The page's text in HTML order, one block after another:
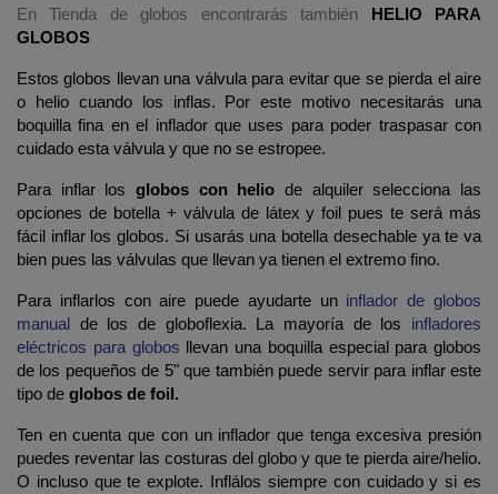
En Tienda de globos encontrarás también
HELIO PARA
GLOBOS
Estos globos llevan una válvula para evitar que se pierda el aire
o helio cuando los inflas. Por este motivo necesitarás una
boquilla fina en el inflador que uses para poder traspasar con
cuidado esta válvula y que no se estropee.
Para inflar los globos con helio de alquiler selecciona las
opciones de botella + válvula de látex y foil pues te será más
fácil inflar los globos. Si usarás una botella desechable ya te va
bien pues las válvulas que llevan ya tienen el extremo fino.
Para inflarlos con aire puede ayudarte un inflador de globos
manual de los de globoflexia. La mayoría de los infladores
eléctricos para globos llevan una boquilla especial para globos
de los pequeños de 5" que también puede servir para inflar este
tipo de globos de foil.
Ten en cuenta que con un inflador que tenga excesiva presión
puedes reventar las costuras del globo y que te pierda aire/helio.
O incluso que te explote. Inflálos siempre con cuidado y si es